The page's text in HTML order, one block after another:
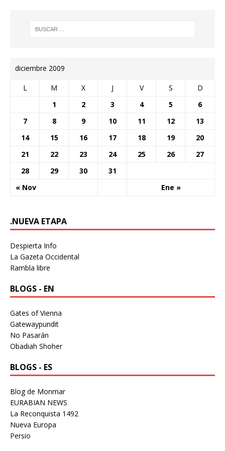
diciembre 2009
L M X J V S D
« Nov Ene »
1 2 3 4 5
6
7
8 9 10 11 12
13
14
15 16 17 18 19
20
21
22 23 24 25 26
27
28
29 30 31
.NUEVA ETAPA
Despierta Info
La Gazeta Occidental
Rambla libre
BLOGS - EN
Gates of Vienna
Gatewaypundit
No Pasarán
Obadiah Shoher
BLOGS - ES
Blog de Monmar
EURABIAN NEWS
La Reconquista 1492
Nueva Europa
Persio